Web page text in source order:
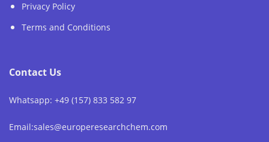
Privacy Policy
Terms and Conditions
Contact Us
Whatsapp: +49 (157) 833 582 97
Email:sales@europeresearchchem.com